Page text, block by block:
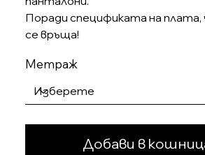
Поради спецификата на плата,
се връща!
Метраж
Добави в